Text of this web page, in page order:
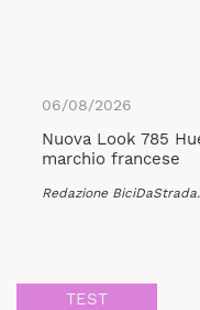
06/08/2026
Nuova Look 785
marchio francese
Redazione
TEST